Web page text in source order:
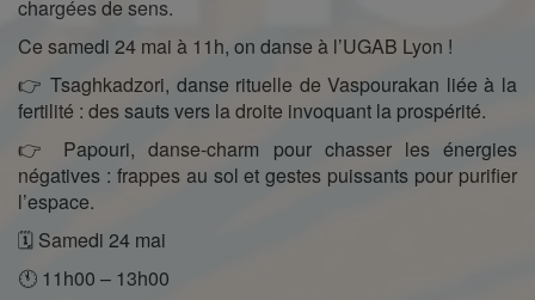
chargées de sens.
Ce samedi 24 mai à 11h, on danse à l’UGAB Lyon !
👉 Tsaghkadzori, danse rituelle de Vaspourakan liée à la
fertilité : des sauts vers la droite invoquant la prospérité.
👉 Papouri, danse-charm pour chasser les énergies
négatives : frappes au sol et gestes puissants pour purifier
l’espace.
🗓 Samedi 24 mai
🕚 11h00 – 13h00